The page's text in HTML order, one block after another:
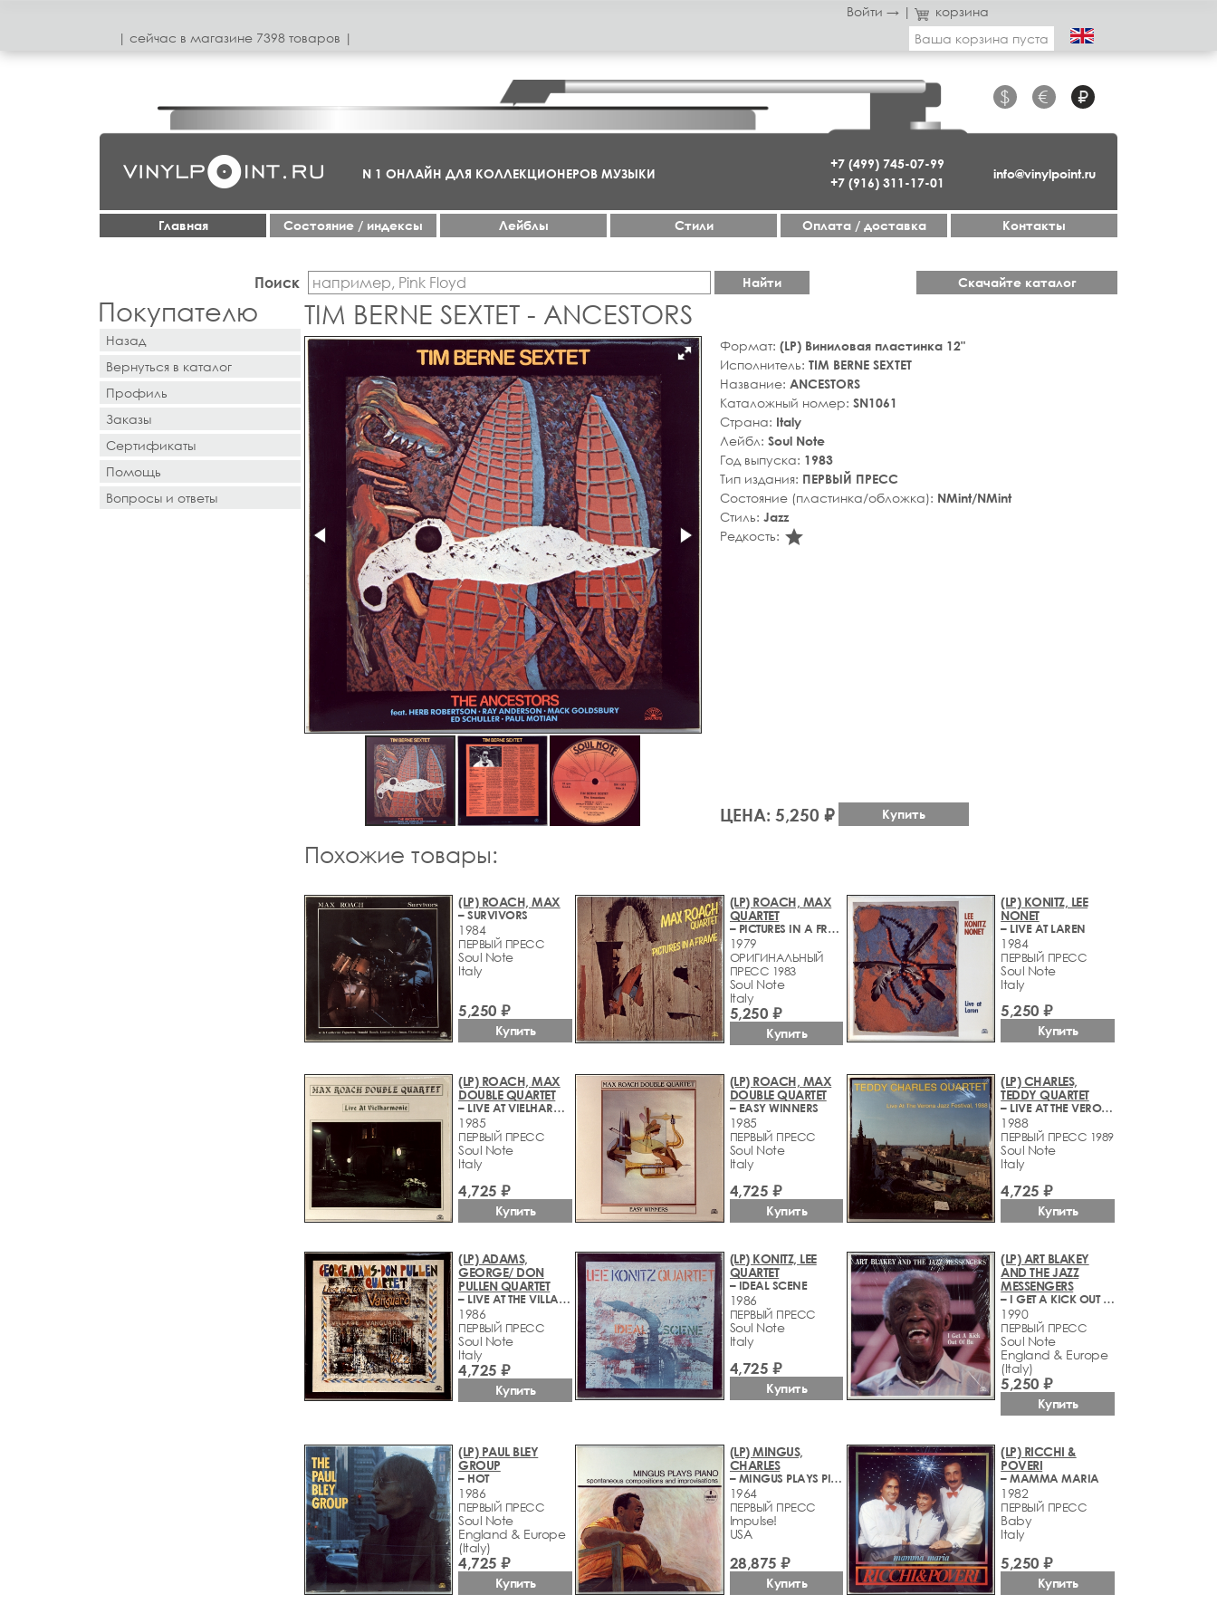
Войти → |
корзина
| сeйчас в магазинe 7398 товаров |
Ваша корзина пуста
+7 (499) 745-07-99
+7 (916) 311-17-01
$ € ₽
info@vinylpoint.ru
N 1 ОНЛАЙН ДЛЯ КОЛЛЕКЦИОНЕРОВ МУЗЫКИ
Главная Cостояние / индексы Лейблы Стили Оплата / доставка Контакты
Поиск Найти Скачайте каталог
Покупателю
Назад
Вернуться в каталог
Профиль
Заказы
Сертификаты
Помощь
Вопросы и ответы
TIM BERNE SEXTET - ANCESTORS
Формат: (LP) Виниловая пластинка 12"
Исполнитель: TIM BERNE SEXTET
Название: ANCESTORS
Каталожный номер: SN1061
Страна: Italy
Лейбл: Soul Note
Год выпуска: 1983
Тип издания: ПЕРВЫЙ ПРЕСС
Состояние (пластинка/обложка): NMint/NMint
Стиль: Jazz
Редкость: star_rate
ЦЕНА: 5,250 ₽ Купить
Похожие товары:
(LP) ROACH, MAX
– SURVIVORS
1984
ПЕРВЫЙ ПРЕСС
Soul Note
Italy
5,250 ₽
Купить
(LP) ROACH, MAX
QUARTET
– PICTURES IN A FRAME
1979
ОРИГИНАЛЬНЫЙ
ПРЕСС 1983
Soul Note
Italy
5,250 ₽
Купить
(LP) KONITZ, LEE
NONET
– LIVE AT LAREN
1984
ПЕРВЫЙ ПРЕСС
Soul Note
Italy
5,250 ₽
Купить
(LP) ROACH, MAX
DOUBLE QUARTET
– LIVE AT VIELHARMONIE
1985
ПЕРВЫЙ ПРЕСС
Soul Note
Italy
4,725 ₽
Купить
(LP) ROACH, MAX
DOUBLE QUARTET
– EASY WINNERS
1985
ПЕРВЫЙ ПРЕСС
Soul Note
Italy
4,725 ₽
Купить
(LP) CHARLES,
TEDDY QUARTET
– LIVE AT THE VERONA JAZZ FESTIVAL, 1988
1988
ПЕРВЫЙ ПРЕСС 1989
Soul Note
Italy
4,725 ₽
Купить
(LP) ADAMS,
GEORGE/ DON
PULLEN QUARTET
– LIVE AT THE VILLAGE VANGUARD - VOL. 2
1986
ПЕРВЫЙ ПРЕСС
Soul Note
Italy
4,725 ₽
Купить
(LP) KONITZ, LEE
QUARTET
– IDEAL SCENE
1986
ПЕРВЫЙ ПРЕСС
Soul Note
Italy
4,725 ₽
Купить
(LP) ART BLAKEY
AND THE JAZZ
MESSENGERS
– I GET A KICK OUT OF BU
1990
ПЕРВЫЙ ПРЕСС
Soul Note
England & Europe
(Italy)
5,250 ₽
Купить
(LP) PAUL BLEY
GROUP
– HOT
1986
ПЕРВЫЙ ПРЕСС
Soul Note
England & Europe
(Italy)
4,725 ₽
Купить
(LP) MINGUS,
CHARLES
– MINGUS PLAYS PIANO
1964
ПЕРВЫЙ ПРЕСС
Impulse!
USA
28,875 ₽
Купить
(LP) RICCHI &
POVERI
– MAMMA MARIA
1982
ПЕРВЫЙ ПРЕСС
Baby
Italy
5,250 ₽
Купить